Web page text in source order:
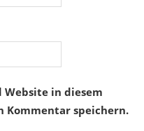
Website in diesem
Kommentar speichern.